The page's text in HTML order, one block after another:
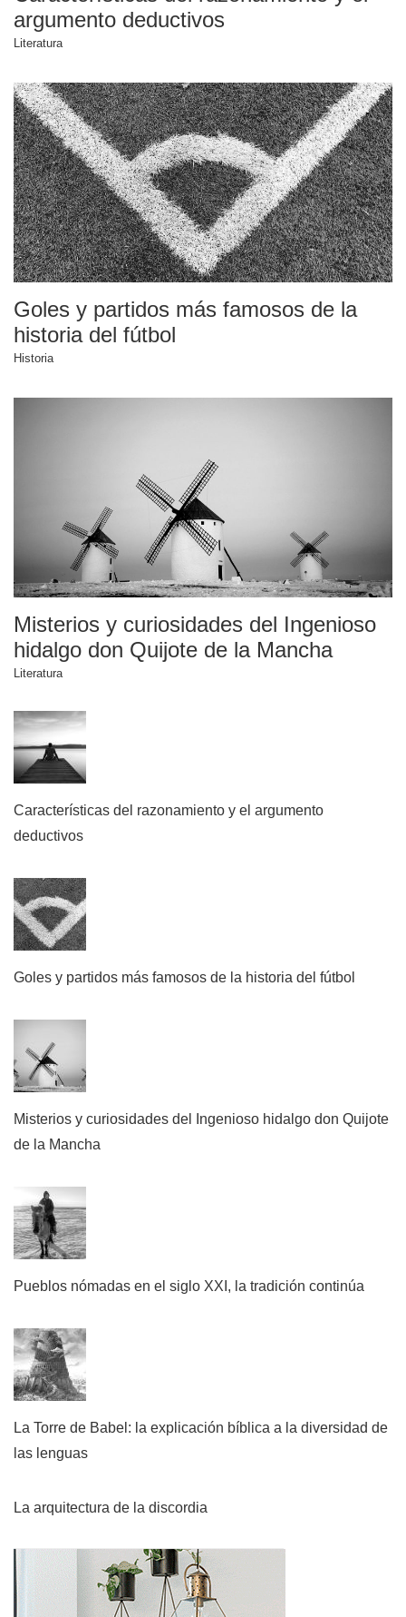
argumento deductivos
Literatura
Goles y partidos más famosos de la
historia del fútbol
Historia
Misterios y curiosidades del Ingenioso
hidalgo don Quijote de la Mancha
Literatura
Características del razonamiento y el argumento
deductivos
Goles y partidos más famosos de la historia del fútbol
Misterios y curiosidades del Ingenioso hidalgo don Quijote
de la Mancha
Pueblos nómadas en el siglo XXI, la tradición continúa
La Torre de Babel: la explicación bíblica a la diversidad de
las lenguas
La arquitectura de la discordia